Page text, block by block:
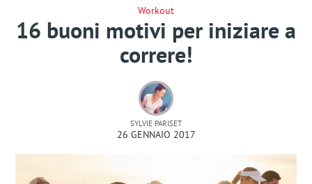
Workout
16 buoni motivi per iniziare a
correre!
SYLVIE PARISET
26 GENNAIO 2017